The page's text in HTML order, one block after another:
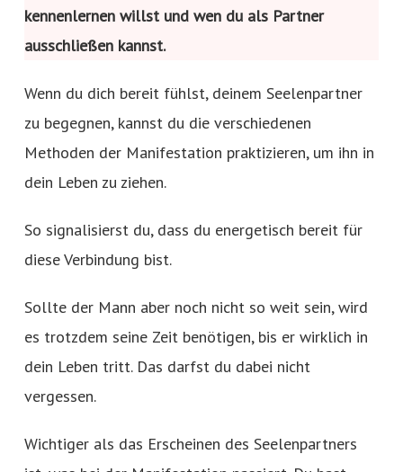
kennenlernen willst und wen du als Partner
ausschließen kannst.
Wenn du dich bereit fühlst, deinem Seelenpartner
zu begegnen, kannst du die verschiedenen
Methoden der Manifestation praktizieren, um ihn in
dein Leben zu ziehen.
So signalisierst du, dass du energetisch bereit für
diese Verbindung bist.
Sollte der Mann aber noch nicht so weit sein, wird
es trotzdem seine Zeit benötigen, bis er wirklich in
dein Leben tritt. Das darfst du dabei nicht
vergessen.
Wichtiger als das Erscheinen des Seelenpartners